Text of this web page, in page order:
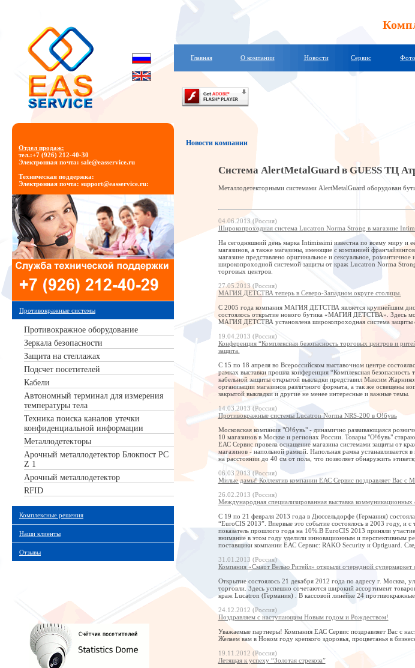
Главная О компании Новости Сервис
Отдел продаж:
тел.:+7 (926) 212-40-30
Электронная почта: sale@easservice.ru
Техническая поддержка:
Электронная почта: support@easservice.ru:
Противокражные системы
Противокражное оборудование
Зеркала безопасности
Защита на стеллажах
Подсчет посетителей
Кабели
Автономный терминал для измерения
температуры тела
Техника поиска каналов утечки
конфиденциальной информации
Металлодетекторы
Арочный металлодетектор Блокпост РС
Z 1
Арочный металлодетектор
RFID
Комплексные решения
Наши клиенты
Отзывы
Новости компании
Система AlertMetalGuard в GUESS ТЦ
Металлодетекторными системами AlertMetalGuard оборудован
04.06.2013 (Россия)
Широкопроходная система Lucatron Norma Strong в магазине
На сегодняшний день марка Intimissimi известна по всему миру и
магазинов, а также магазины, имеющие с компанией
магазине представлено оригинальное и сексуальное,
широкопроходной системой защиты от краж Lucatron Norma
торговых центров.
27.05.2013 (Россия)
МАГИЯ ДЕТСТВА теперь в Северо-Западном округе столицы.
С 2005 года компания МАГИЯ ДЕТСТВА является крупнейшим
состоялось открытие нового бутика «МАГИЯ ДЕТСТВА». Здесь
МАГИЯ ДЕТСТВА установлена широкопроходная система защиты
19.04.2013 (Россия)
Конференция “Комплексная безопасность торговых центров и
защита.
С 15 по 18 апреля во Всероссийском выставочном центре
рамках выставки прошла конференция “Комплексная
кабельной защиты открытой выкладки представил Максим
организации магазинов различного формата, а так же освещены
закрытой выкладки и другие не менее интересные и важные темы.
14.03.2013 (Россия)
Противокражные системы Lucatron Norma NRS-200 в О!бувь
Московская компания "О!бувь" - динамично развивающаяся
10 магазинов в Москве и регионах России. Товары "О!бувь"
ЕАС Сервис провела оснащение магазина системами защиты от
магазинов - напольной рамкой. Напольная рамка
на расстоянии до 40 см от пола, что позволяет обнаружить
06.03.2013 (Россия)
Милые дамы! Коллектив компании ЕАС Сервис поздравляет Вас
26.02.2013 (Россия)
Международная специализированная выставка коммуникационных
С 19 по 21 февраля 2013 года в Дюссельдорфе (Германия)
“EuroCIS 2013”. Впервые это событие состоялось в 2003 году, и
показатель прошлого года на 10%.В EuroCIS 2013 приняли
внимание в этом году уделили инновационным и перспективным
поставщики компании ЕАС Сервис: RAKO Security и Optiguard.
31.01.2013 (Россия)
Компания «Смарт Велью Ритейл» открыли очередной супермаркет
Открытие состоялось 21 декабря 2012 года по адресу г. Москва,
торговли. Здесь успешно сочетаются широкий ассортимент
краж Lucatron (Германия) . В кассовой линейке 24
24.12.2012 (Россия)
Поздравляем с наступающим Новым годом и Рождеством!
Уважаемые партнеры! Компания ЕАС Сервис поздравляет Вас с
Желаем вам в Новом году крепкого здоровья, процветанья в
19.11.2012 (Россия)
Летящая к успеху “Золотая стрекоза”